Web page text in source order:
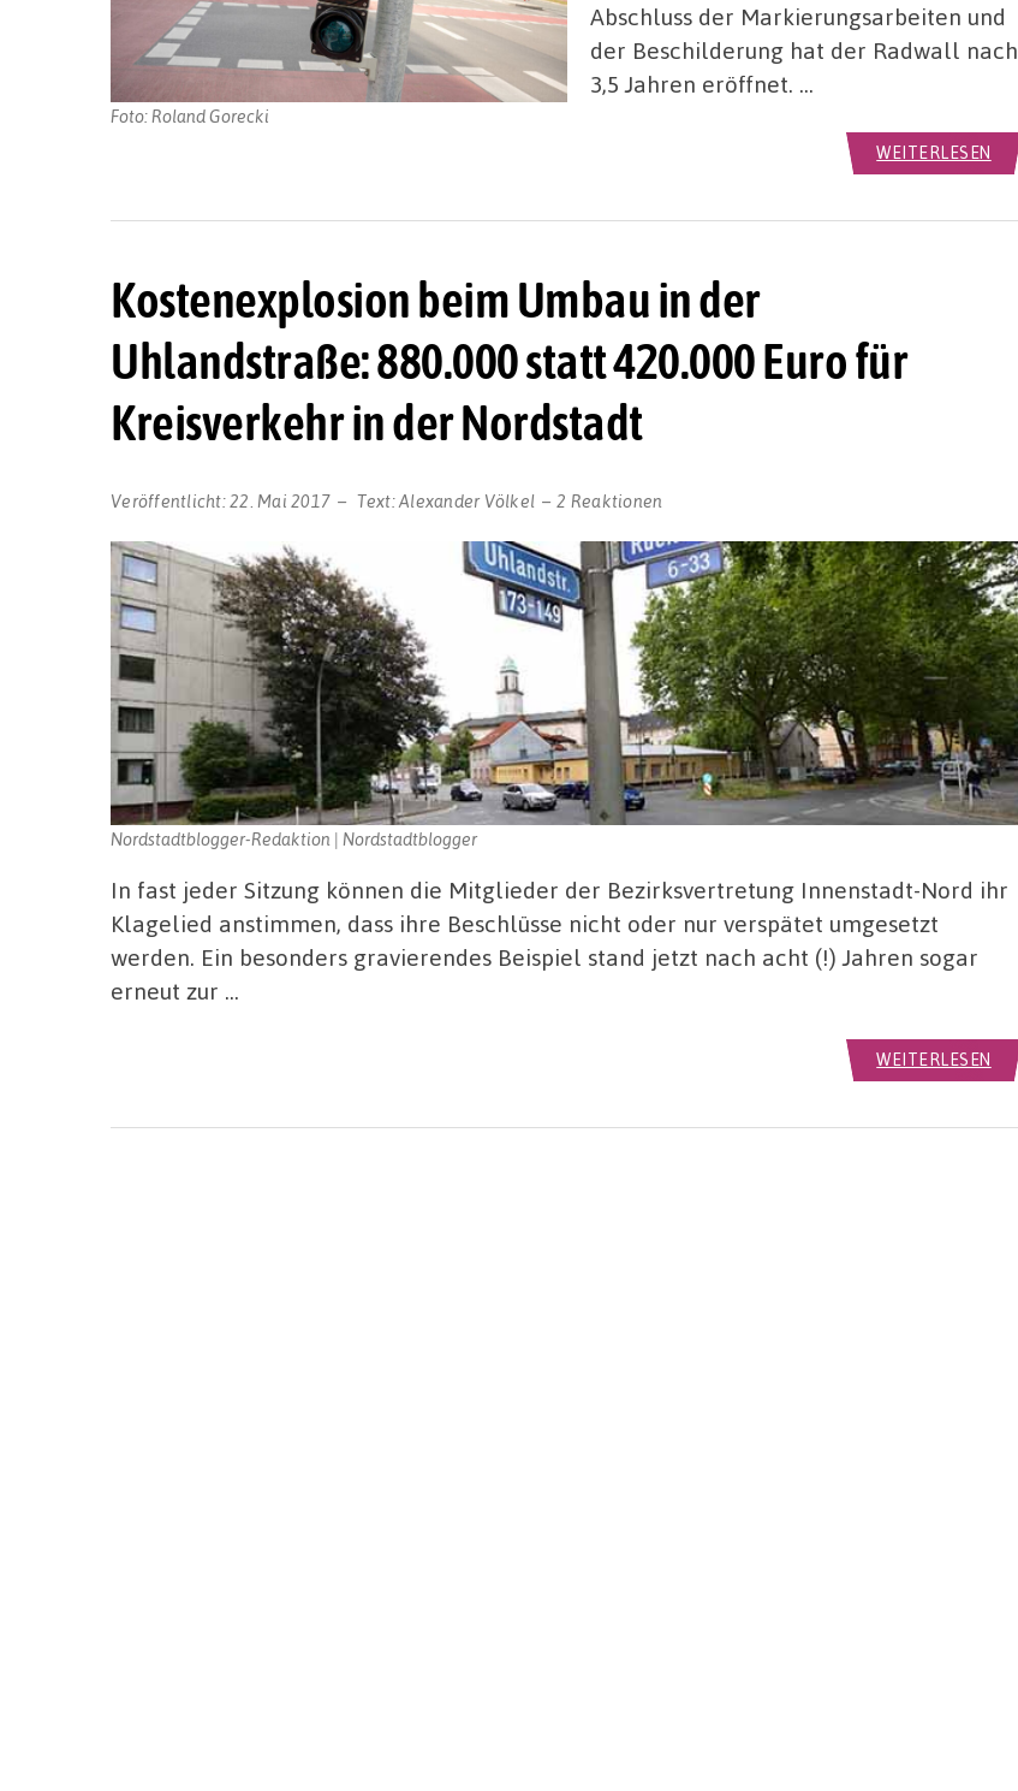
Foto: Roland Gorecki
Abschluss der Markierungsarbeiten und
der Beschilderung hat der Radwall nach
3,5 Jahren eröffnet. …
WEITERLESEN
Kostenexplosion beim Umbau in der
Uhlandstraße: 880.000 statt 420.000 Euro für
Kreisverkehr in der Nordstadt
Veröffentlicht:22. Mai 2017 Text:Alexander Völkel 2 Reaktionen
Nordstadtblogger-Redaktion | Nordstadtblogger
In fast jeder Sitzung können die Mitglieder der Bezirksvertretung Innenstadt-Nord ihr
Klagelied anstimmen, dass ihre Beschlüsse nicht oder nur verspätet umgesetzt
werden. Ein besonders gravierendes Beispiel stand jetzt nach acht (!) Jahren sogar
erneut zur …
WEITERLESEN